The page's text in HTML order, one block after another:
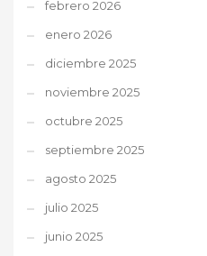
febrero 2026
enero 2026
diciembre 2025
noviembre 2025
octubre 2025
septiembre 2025
agosto 2025
julio 2025
junio 2025